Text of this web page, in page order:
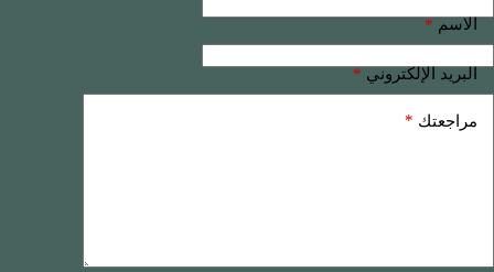
الاسم*
البريد الإلكتروني*
مراجعتك *